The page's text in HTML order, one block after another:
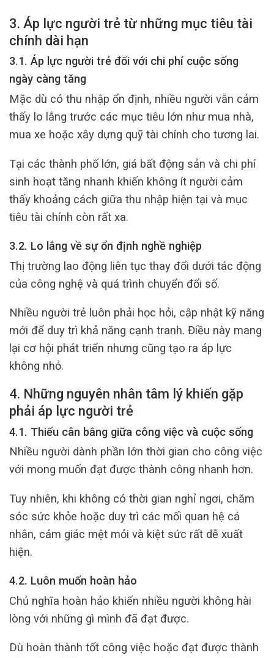
3. Áp lực người trẻ từ những mục tiêu tài
chính dài hạn
3.1. Áp lực người trẻ đối với chi phí cuộc sống
ngày càng tăng
Mặc dù có thu nhập ổn định, nhiều người vẫn cảm
thấy lo lắng trước các mục tiêu lớn như mua nhà,
mua xe hoặc xây dựng quỹ tài chính cho tương lai.
Tại các thành phố lớn, giá bất động sản và chi phí
sinh hoạt tăng nhanh khiến không ít người cảm
thấy khoảng cách giữa thu nhập hiện tại và mục
tiêu tài chính còn rất xa.
3.2. Lo lắng về sự ổn định nghề nghiệp
Thị trường lao động liên tục thay đổi dưới tác động
của công nghệ và quá trình chuyển đổi số.
Nhiều người trẻ luôn phải học hỏi, cập nhật kỹ năng
mới để duy trì khả năng cạnh tranh. Điều này mang
lại cơ hội phát triển nhưng cũng tạo ra áp lực
không nhỏ.
4. Những nguyên nhân tâm lý khiến gặp
phải áp lực người trẻ
4.1. Thiếu cân bằng giữa công việc và cuộc sống
Nhiều người dành phần lớn thời gian cho công việc
với mong muốn đạt được thành công nhanh hơn.
Tuy nhiên, khi không có thời gian nghỉ ngơi, chăm
sóc sức khỏe hoặc duy trì các mối quan hệ cá
nhân, cảm giác mệt mỏi và kiệt sức rất dễ xuất
hiện.
4.2. Luôn muốn hoàn hảo
Chủ nghĩa hoàn hảo khiến nhiều người không hài
lòng với những gì mình đã đạt được.
Dù hoàn thành tốt công việc hoặc đạt được thành